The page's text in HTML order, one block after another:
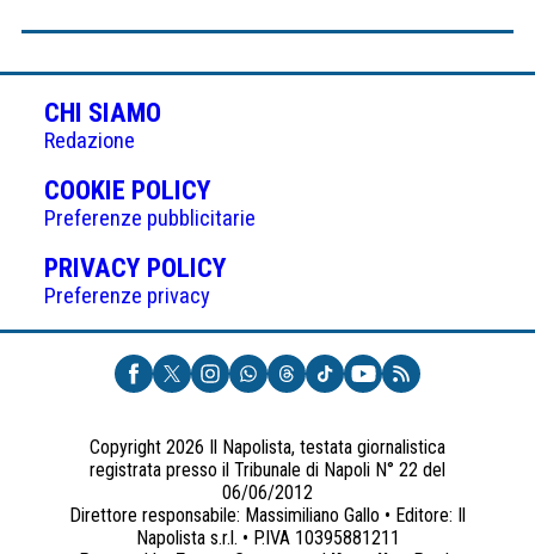
CHI SIAMO
Redazione
COOKIE POLICY(APRE
IN
UNA
NUOVA
Preferenze pubblicitarie
PRIVACY POLICY(APRE
UNA
NUOVA
SCHEDA)
Preferenze privacy
Copyright 2026 Il Napolista, testata giornalistica
registrata presso il Tribunale di Napoli N° 22 del
06/06/2012
Direttore responsabile: Massimiliano Gallo • Editore: Il
Napolista s.r.l. • P.IVA 10395881211